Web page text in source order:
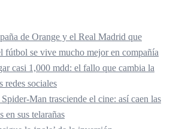
de Orange y el Real Madrid que
fútbol se vive mucho mejor en compañía
casi 1,000 mdd: el fallo que cambia la
redes sociales
Man trasciende el cine: así caen las
en sus telarañas